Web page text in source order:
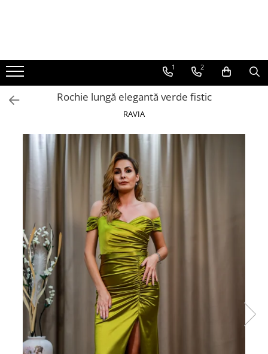
Rochii elegante lungi
Rochii elegante midi
Rochii elegante scurte
Rochii de ocazie
Rochii de nuntă
Rochii cu imprimeuri
Rochii elegante cu pene
Rochii mărimi mari
1 2
Rochie lungă elegantă verde fistic
RAVIA